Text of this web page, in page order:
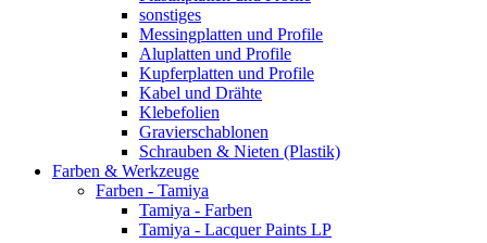
sonstiges
Messingplatten und Profile
Aluplatten und Profile
Kupferplatten und Profile
Kabel und Drähte
Klebefolien
Gravierschablonen
Schrauben & Nieten (Plastik)
Farben & Werkzeuge
Farben - Tamiya
Tamiya - Farben
Tamiya - Lacquer Paints LP